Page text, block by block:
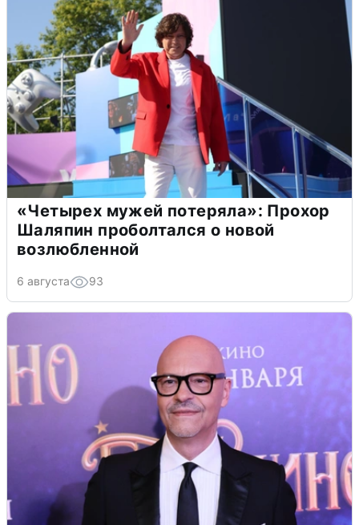
«Четырех мужей потеряла»: Прохор
Шаляпин проболтался о новой
возлюбленной
6 августа 93